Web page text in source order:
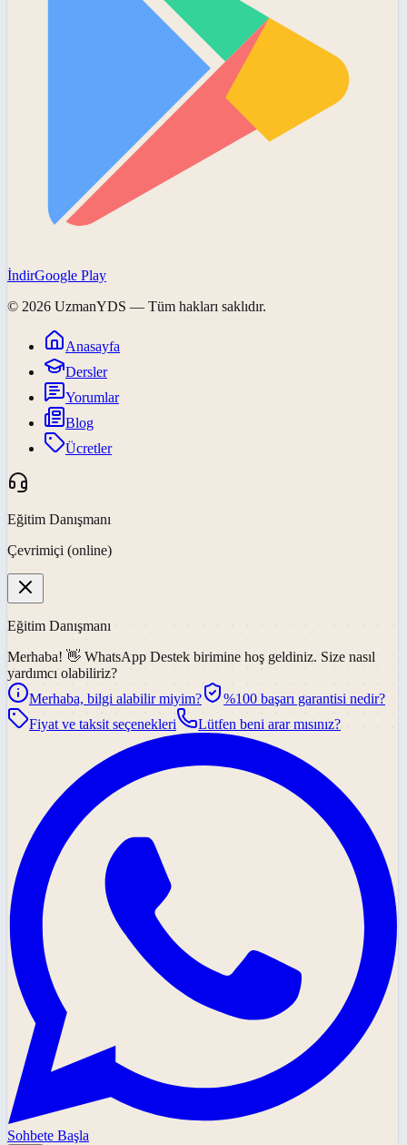
İndirGoogle Play
© 2026 UzmanYDS — Tüm hakları saklıdır.
Anasayfa
Dersler
Yorumlar
Blog
Ücretler
Eğitim Danışmanı
Çevrimiçi (online)
Eğitim Danışmanı
Merhaba! 👋 WhatsApp Destek birimine hoş geldiniz. Size nasıl
yardımcı olabiliriz?
Merhaba, bilgi alabilir miyim?
%100 başarı garantisi nedir?
Fiyat ve taksit seçenekleri
Lütfen beni arar mısınız?
Sohbete Başla